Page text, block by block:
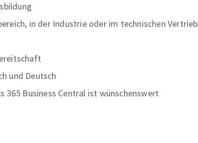
in der Industrie oder im technischen Vertrieb
und Deutsch
Business Central ist wünschenswert